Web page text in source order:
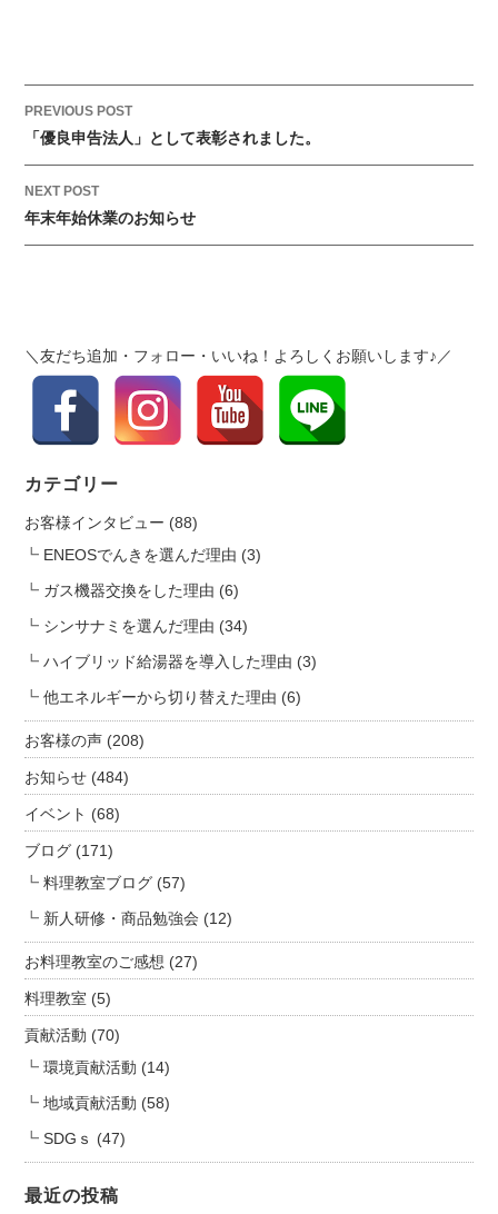
P
o
s
t
n
a
a
o
PREVIOUS POST
「優良申告法人」として表彰されました。
NEXT POST
年末年始休業のお知らせ
＼友だち追加・フォロー・いいね！よろしくお願いします♪／
カテゴリー
お客様インタビュー (88)
ENEOSでんきを選んだ理由 (3)
ガス機器交換をした理由 (6)
シンサナミを選んだ理由 (34)
ハイブリッド給湯器を導入した理由 (3)
他エネルギーから切り替えた理由 (6)
お客様の声 (208)
お知らせ (484)
イベント (68)
ブログ (171)
料理教室ブログ (57)
新人研修・商品勉強会 (12)
お料理教室のご感想 (27)
料理教室 (5)
貢献活動 (70)
環境貢献活動 (14)
地域貢献活動 (58)
SDGｓ (47)
最近の投稿